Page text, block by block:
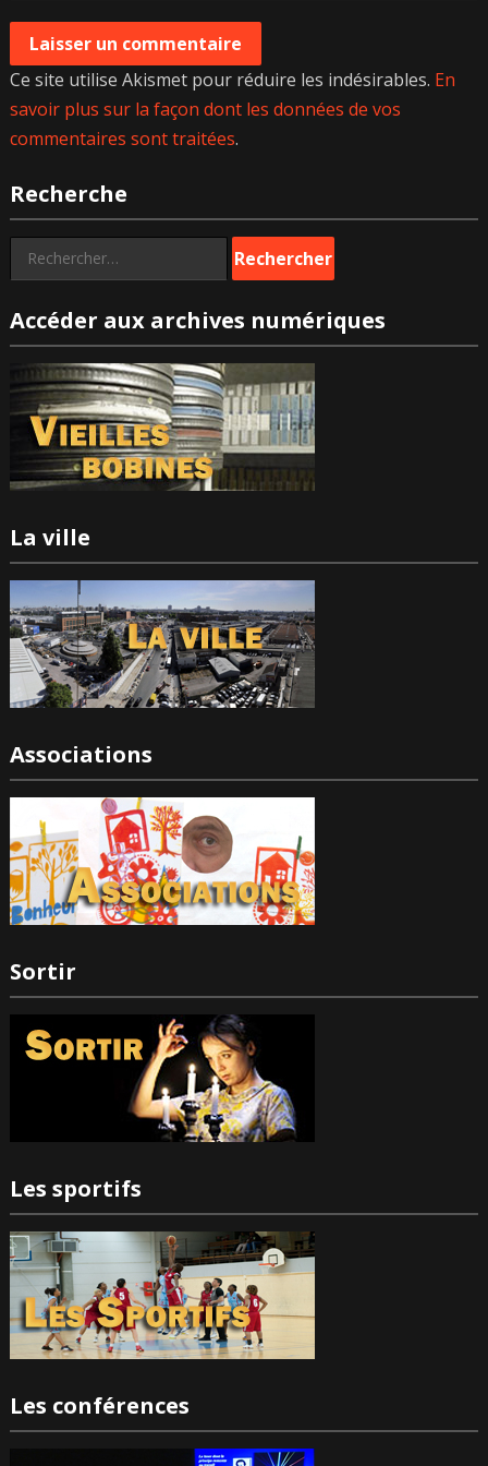
Ce site utilise Akismet pour réduire les indésirables. En
savoir plus sur la façon dont les données de vos
commentaires sont traitées.
Recherche
Rechercher :
Accéder aux archives numériques
La ville
Associations
Sortir
Les sportifs
Les conférences